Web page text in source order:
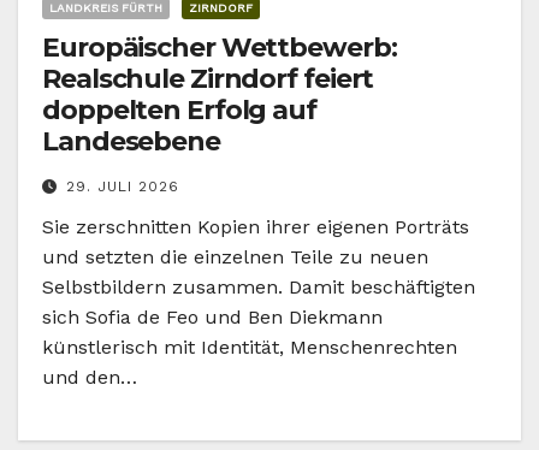
LANDKREIS FÜRTH ZIRNDORF
Europäischer Wettbewerb:
Realschule Zirndorf feiert
doppelten Erfolg auf
Landesebene
29. JULI 2026
Sie zerschnitten Kopien ihrer eigenen Porträts
und setzten die einzelnen Teile zu neuen
Selbstbildern zusammen. Damit beschäftigten
sich Sofia de Feo und Ben Diekmann
künstlerisch mit Identität, Menschenrechten
und den…